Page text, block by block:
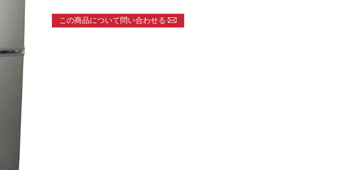
この商品について問い合わせる